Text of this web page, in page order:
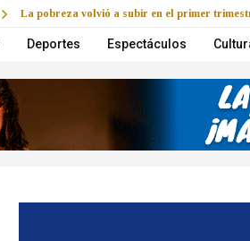
La pobreza volvió a subir en el primer
Deportes Espectáculos